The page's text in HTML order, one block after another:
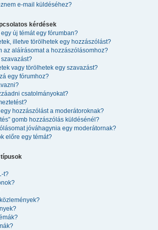
e-mail küldéséhez?
kérdések
új témát egy fórumban?
illetve törölhetek egy hozzászólást?
az aláírásomat a hozzászólásomhoz?
vagy törölhetek egy szavazást?
egy fórumhoz?
csatolmányokat?
hozzászólást a moderátoroknak?
gomb hozzászólás küldésénél?
jóváhagynia egy moderátornak?
előre egy témát?
t?